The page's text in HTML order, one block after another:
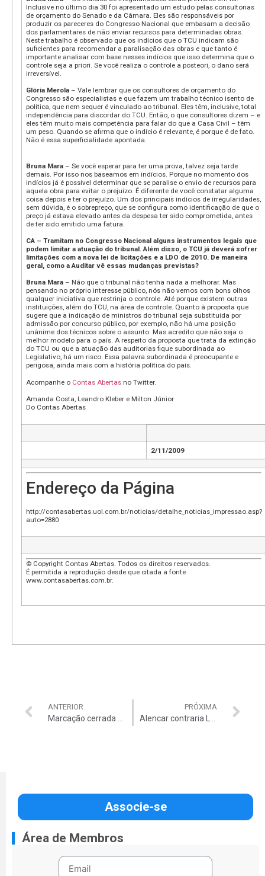
Inclusive no último dia 30 foi apresentado um estudo pelas consultorias
de orçamento do Senado e da Câmara. Eles são responsáveis por
produzir os pareceres do Congresso Nacional que embasam a decisão
dos parlamentares de não enviar recursos para determinadas obras.
Neste trabalho é observado que os indícios que o TCU indicam são
suficientes para recomendar a paralisação das obras e que tanto é
importante analisar com base nesses indícios que isso determina que o
controle seja a priori. Se você realiza o controle a posteori, o dano será
irreversível.
Glória Merola – Vale lembrar que os consultores de orçamento do
Congresso são especialistas e que fazem um trabalho técnico isento de
política, que nem sequer é vinculado ao tribunal. Eles têm, inclusive, total
independência para discordar do TCU. Então, o que consultores dizem – e
eles têm muito mais competência para falar do que a Casa Civil – têm
um peso. Quando se afirma que o indício é relevante, é porque é de fato.
Não é essa superficialidade apontada.
Bruna Mara – Se você esperar para ter uma prova, talvez seja tarde
demais. Por isso nos baseamos em indícios. Porque no momento dos
indícios já é possível determinar que se paralise o envio de recursos para
aquela obra para evitar o prejuízo. É diferente de você constatar alguma
coisa depois e ter o prejuízo. Um dos principais indícios de irregularidades,
sem dúvida, é o sobrepreço, que se configura como identificação de que o
preço já estava elevado antes da despesa ter sido comprometida, antes
de ter sido emitido uma fatura.
CA – Tramitam no Congresso Nacional alguns instrumentos legais que
podem limitar a atuação do tribunal. Além disso, o TCU já deverá sofrer
limitações com a nova lei de licitações e a LDO de 2010. De maneira
geral, como a Auditar vê essas mudanças previstas?
Bruna Mara – Não que o tribunal não tenha nada a melhorar. Mas
pensando no próprio interesse público, nós não vemos com bons olhos
qualquer iniciativa que restrinja o controle. Até porque existem outras
instituições, além do TCU, na área de controle. Quanto à proposta que
sugere que a indicação de ministros do tribunal seja substituída por
admissão por concurso público, por exemplo, não há uma posição
unânime dos técnicos sobre o assunto. Mas acredito que não seja o
melhor modelo para o país. A respeito da proposta que trata da extinção
do TCU ou que a atuação das auditorias fique subordinada ao
Legislativo, há um risco. Essa palavra subordinada é preocupante e
perigosa, ainda mais com a história política do país.
Acompanhe o Contas Abertas no Twitter.
Amanda Costa, Leandro Kleber e Milton Júnior
Do Contas Abertas
2/11/2009
Endereço da Página
http://contasabertas.uol.com.br/noticias/detalhe_noticias_impressao.asp?
auto=2880
© Copyright Contas Abertas. Todos os direitos reservados.
É permitida a reprodução desde que citada a fonte
www.contasabertas.com.br.
ANTERIOR PRÓXIMA
Associe-se
Área de Membros